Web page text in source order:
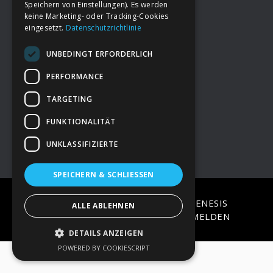
FooterDeine Spende
→ Impressum
→Kontakt zum PAO Team
COPYRIGHT © 2026 · ON
GENESIS
FRAMEWORK·WORDPRESS·ANMELDEN
Speichern von Einstellungen). Es werden
keine Marketing- oder Tracking-Cookies
eingesetzt. Datenschutzrichtlinie
UNBEDINGT ERFORDERLICH
PERFORMANCE
TARGETING
FUNKTIONALITÄT
UNKLASSIFIZIERTE
SPEICHERN & SCHLIESSEN
ALLE ABLEHNEN
DETAILS ANZEIGEN
POWERED BY COOKIESCRIPT